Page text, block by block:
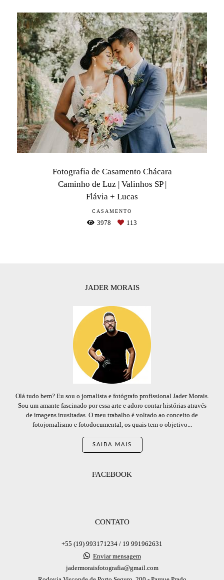
Fotografia de Casamento Chácara
Caminho de Luz | Valinhos SP |
Flávia + Lucas
CASAMENTO
3978 113
JADER MORAIS
Olá tudo bem? Eu sou o jornalista e fotógrafo profissional Jader Morais.
Sou um amante fascinado por essa arte e adoro contar histórias através
de imagens inusitadas. O meu trabalho é voltado ao conceito de
fotojornalismo e fotodocumental, os quais tem o objetivo...
SAIBA MAIS
FACEBOOK
CONTATO
+55 (19) 993171234 / 19 991962631
Enviar mensagem
jadermoraisfotografia@gmail.com